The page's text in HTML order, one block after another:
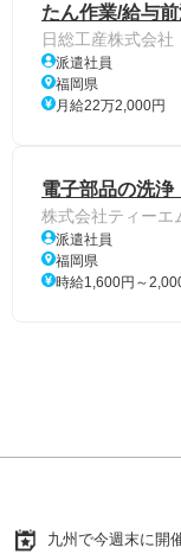
たん作業/給与
日総工産株式会社
派遣社員
福岡県
月給22万2,000円
電子部品の洗浄
株式会社ティーエ
派遣社員
福岡県
時給1,600円～
九州で今週末に開